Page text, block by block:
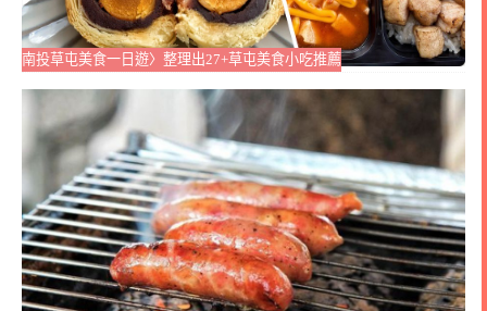
南投草屯美食一日遊〉整理出27+草屯美食小吃推薦